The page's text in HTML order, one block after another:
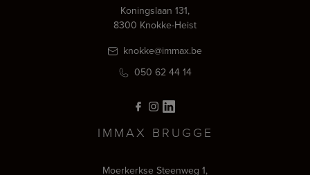
Koningslaan 131,
8300 Knokke-Heist
knokke@immax.be
050 62 44 14
IMMAX BRUGGE
Moerkerkse Steenweg 1,